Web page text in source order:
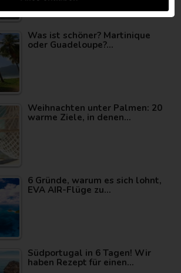
Was ist schöner? Martinique
oder Guadeloupe?…
Weihnachten unter Palmen: 20
warme Ziele, in denen…
6 Gründe, warum es sich lohnt,
EVA AIR-Flüge zu…
Südportugal in 6 Tagen! Wir
haben Rezept für einen…